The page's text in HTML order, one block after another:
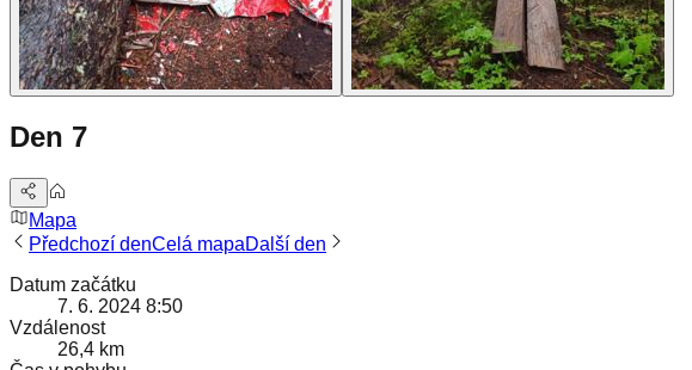
Den 7
Mapa
Předchozí denCelá mapaDalší den
Datum začátku
7. 6. 2024 8:50
Vzdálenost
26,4 km